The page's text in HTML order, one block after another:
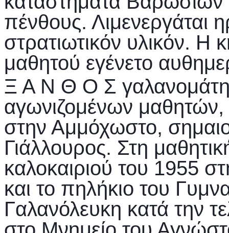
πένθους.
στρατιωτικόν υλικόν. Η
μαθητού εγένετο
Ξ Α Ν Θ Ο Σ
αγωνιζομένων
στην Αμμόχωστο,
Γιάλλουρος. Στη
καλοκαιριού του 1955
και το πηλήκιο του
Γαλανόλευκη κατά την